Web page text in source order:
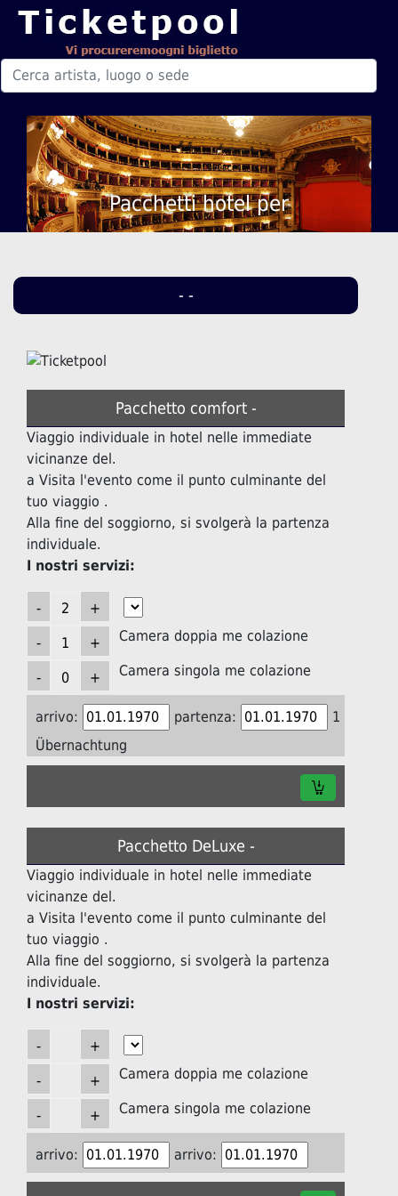
Pacchetti hotel per
- -
Pacchetto comfort -
Viaggio individuale in hotel nelle immediate
vicinanze del.
a Visita l'evento come il punto culminante del
tuo viaggio .
Alla fine del soggiorno, si svolgerà la partenza
individuale.
I nostri servizi:
Camera doppia me colazione
Camera singola me colazione
arrivo: partenza:
1
Übernachtung
Pacchetto DeLuxe -
Viaggio individuale in hotel nelle immediate
vicinanze del.
a Visita l'evento come il punto culminante del
tuo viaggio .
Alla fine del soggiorno, si svolgerà la partenza
individuale.
I nostri servizi:
Camera doppia me colazione
Camera singola me colazione
arrivo: arrivo: